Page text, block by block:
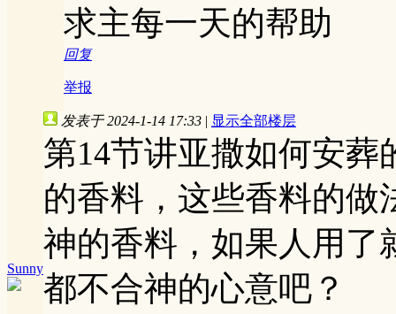
求主每一天的帮助
回复
举报
Sunny
发表于 2024-1-14 17:33 | 显示全部楼层
第14节讲亚撒如何安
的香料，这些香料的做
神的香料，如果人用了
都不合神的心意吧？